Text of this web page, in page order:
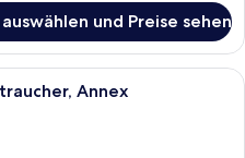
und Preise sehen
Ein Schlafzimmer mit Bett,
Annex